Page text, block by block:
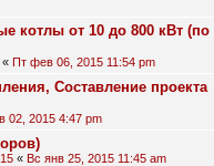
котлы от 10 до 800 кВт (по
« Пт фев 06, 2015 11:54 pm
Составление проекта
02, 2015 4:47 pm
« Вс янв 25, 2015 11:45 am